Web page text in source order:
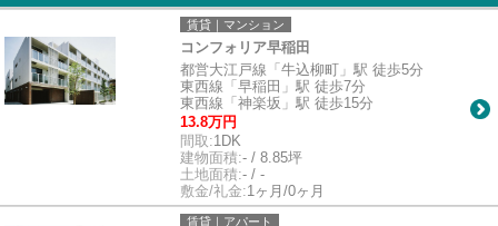
賃貸｜マンション
コンフォリア早稲田
都営大江戸線「牛込柳町」駅 徒歩5分
東西線「早稲田」駅 徒歩7分
東西線「神楽坂」駅 徒歩15分
13.8万円
間取:1DK
建物面積:- / 8.85坪
土地面積:- / -
敷金/礼金:1ヶ月/0ヶ月
賃貸｜アパート